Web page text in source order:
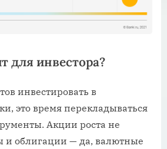
для инвестора?
инвестировать в
это время перекладываться
Акции роста не
и облигации — да, валютные